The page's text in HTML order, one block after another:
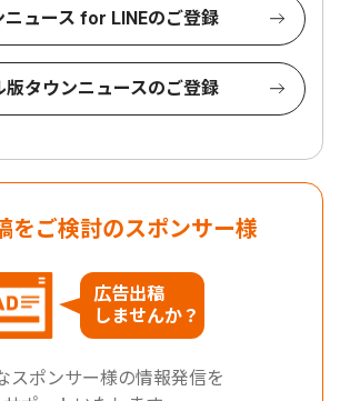
ニュース for LINEのご登録
版タウンニュースのご登録
をご検討のスポンサー様
広告出稿
しませんか？
スポンサー様の情報発信を